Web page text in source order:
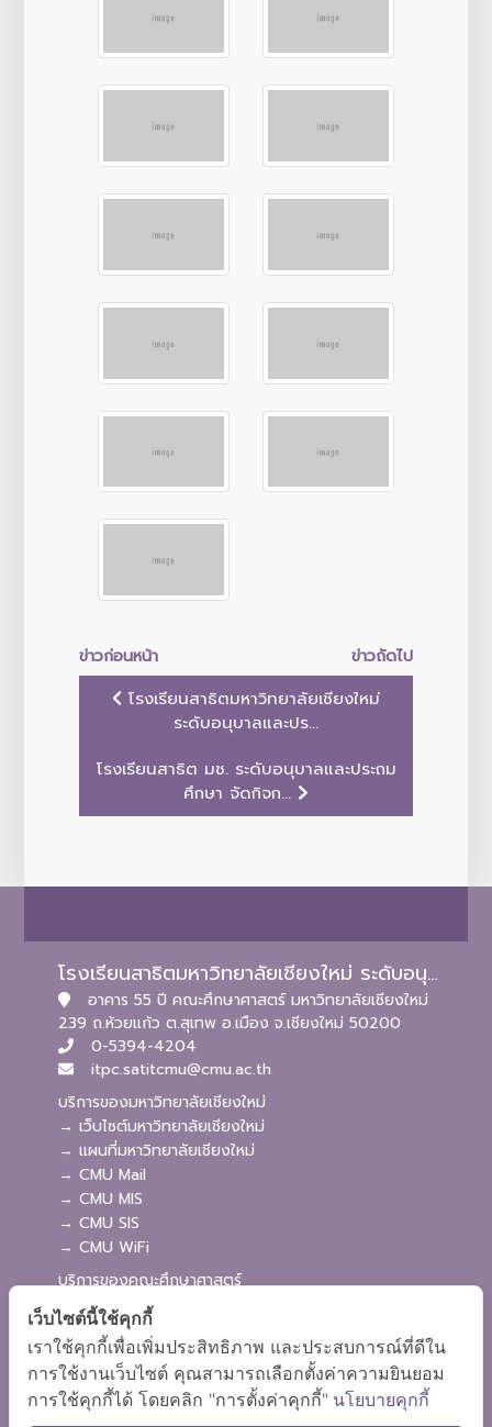
ข่าวก่อนหน้า
ข่าวถัดไป
โรงเรียนสาธิตมหาวิทยาลัยเชียงใหม่
ระดับอนุบาลและปร...
โรงเรียนสาธิต มช. ระดับอนุบาลและประถม
ศึกษา จัดกิจก...
โรงเรียนสาธิตมหาวิทยาลัยเชียงใหม่ ระดับอนุบาลและประถมศึกษา
อาคาร 55 ปี คณะศึกษาศาสตร์ มหาวิทยาลัยเชียงใหม่
239 ถ.ห้วยแก้ว ต.สุเทพ อ.เมือง จ.เชียงใหม่ 50200
0-5394-4204
itpc.satitcmu@cmu.ac.th
บริการของมหาวิทยาลัยเชียงใหม่
→ เว็บไซต์มหาวิทยาลัยเชียงใหม่
→ แผนที่มหาวิทยาลัยเชียงใหม่
→ CMU Mail
→ CMU MIS
→ CMU SIS
→ CMU WiFi
บริการของคณะศึกษาศาสตร์
→ เว็บไซต์คณะศึกษาศาสตร์
→ ระบบจัดการเว็บไซต์
→ ระบบ Admission
→ EDU MIS
→ EDU SIS
เว็บไซต์นี้ใช้คุกกี้
เราใช้คุกกี้เพื่อเพิ่มประสิทธิภาพ และประสบการณ์ที่ดีใน
การใช้งานเว็บไซต์ คุณสามารถเลือกตั้งค่าความยินยอม
การใช้คุกกี้ได้ โดยคลิก "การตั้งค่าคุกกี้" นโยบายคุกกี้